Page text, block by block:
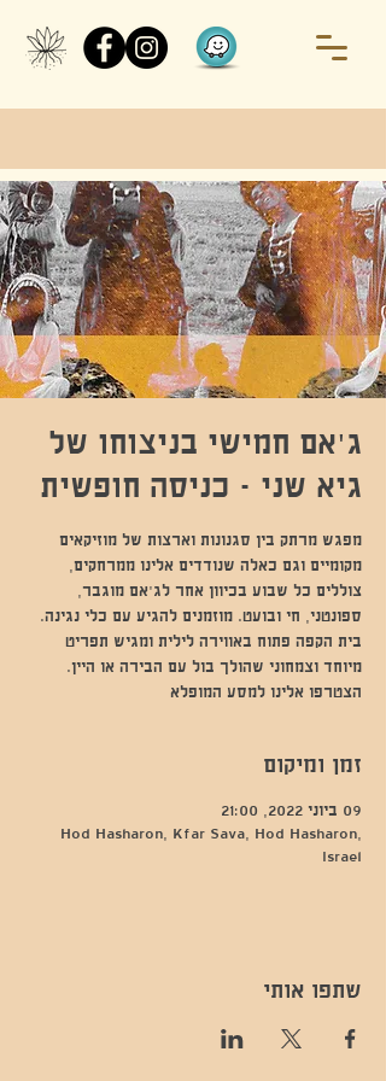
ג'אם חמישי בניצוחו של
גיא שני - כניסה חופשית
מפגש מרתק בין סגנונות וארצות של מוזיקאים
מקומיים וגם כאלה שנודדים אלינו ממרחקים,
צוללים כל שבוע בכיוון אחר לג'אם מוגבר,
ספונטני, חי ובועט. מוזמנים להגיע עם כלי נגינה.
בית הקפה פתוח באווירה לילית ומגיש תפריט
מיוחד וצמחוני שהולך בול עם הבירה או היין.
הצטרפו אלינו למסע המופלא
זמן ומיקום
09 ביוני 2022, 21:00
Hod Hasharon, Kfar Sava, Hod Hasharon,
Israel
שתפו אותי